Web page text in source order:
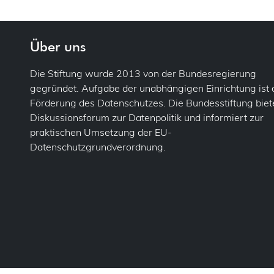
Über uns
Die Stiftung wurde 2013 von der Bundesregierung
gegründet. Aufgabe der unabhängigen Einrichtung ist
Förderung des Datenschutzes. Die Bundesstiftung
Diskussionsforum zur Datenpolitik und informiert zur
praktischen Umsetzung der EU-
Datenschutzgrundverordnung.